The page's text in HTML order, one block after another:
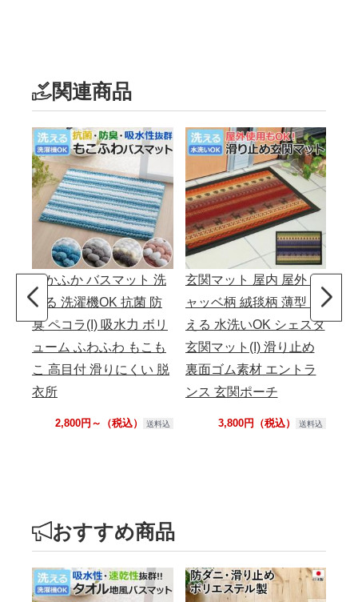
関連商品
ふかふか バスマット 洗
える 洗濯機OK 抗菌 防
臭 ペコラ(I) 吸水力 ボリ
ューム ふわふわ もこも
こ 高目付 滑りにくい 脱
衣所
2,800円～（税込） 送料込
玄関マット 屋内 屋外 ギ
ャッベ柄 絨毯柄 薄型 洗
える 水洗いOK シェスタ
玄関マット(I) 滑り止め
裏面ゴム素材 エントラ
ンス 玄関ポーチ
3,800円（税込） 送料込
薄
おすすめ商品